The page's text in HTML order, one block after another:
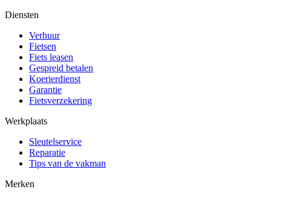
Diensten
Verhuur
Fietsen
Fiets leasen
Gespreid betalen
Koerierdienst
Garantie
Fietsverzekering
Werkplaats
Sleutelservice
Reparatie
Tips van de vakman
Merken